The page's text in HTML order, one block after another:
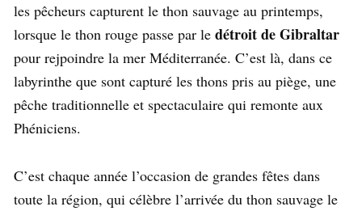
les pêcheurs capturent le thon sauvage au printemps,
lorsque le thon rouge passe par le détroit de Gibraltar
pour rejpoindre la mer Méditerranée. C’est là, dans ce
labyrinthe que sont capturé les thons pris au piège, une
pêche traditionnelle et spectaculaire qui remonte aux
Phéniciens.
C’est chaque année l’occasion de grandes fêtes dans
toute la région, qui célèbre l’arrivée du thon sauvage le